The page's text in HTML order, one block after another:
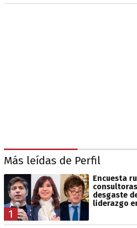
Más leídas de Perfil
1
Encuesta
desgaste
liderazgo